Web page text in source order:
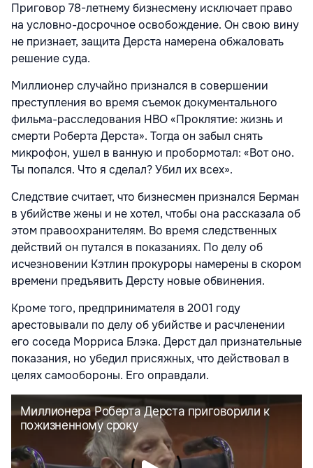
Приговор 78-летнему бизнесмену исключает право
на условно-досрочное освобождение. Он свою вину
не признает, защита Дерста намерена обжаловать
решение суда.
Миллионер случайно признался в совершении
преступления во время съемок документального
фильма-расследования HBO «Проклятие: жизнь и
смерти Роберта Дерста». Тогда он забыл снять
микрофон, ушел в ванную и пробормотал: «Вот оно.
Ты попался. Что я сделал? Убил их всех».
Следствие считает, что бизнесмен признался Берман
в убийстве жены и не хотел, чтобы она рассказала об
этом правоохранителям. Во время следственных
действий он путался в показаниях. По делу об
исчезновении Кэтлин прокуроры намерены в скором
времени предъявить Дерсту новые обвинения.
Кроме того, предпринимателя в 2001 году
арестовывали по делу об убийстве и расчленении
его соседа Морриса Блэка. Дерст дал признательные
показания, но убедил присяжных, что действовал в
целях самообороны. Его оправдали.